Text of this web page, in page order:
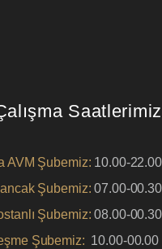
Saatlerimiz
AVM Şubemiz: 10.00-22.00
Şubemiz: 07.00-00.30
Şubemiz: 08.00-00.30
Şubemiz: 10.00-00.00